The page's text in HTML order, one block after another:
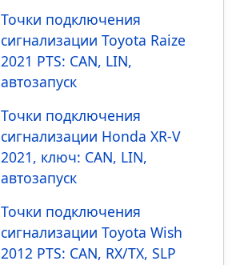
Точки подключения
сигнализации Toyota Raize
2021 PTS: CAN, LIN,
автозапуск
Точки подключения
сигнализации Honda XR-V
2021, ключ: CAN, LIN,
автозапуск
Точки подключения
сигнализации Toyota Wish
2012 PTS: CAN, RX/TX, SLP